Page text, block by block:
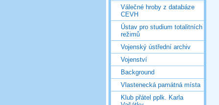
Válečné hroby z databáze
CEVH
Ústav pro studium totalitních
režimů
Vojenský ústřední archiv
Vojenství
Background
Vlastenecká památná místa
Klub přátel pplk. Karla